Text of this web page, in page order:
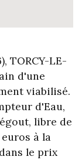
TORCY-LE-
d'une
viabilisé.
d'Eau,
libre de
à la
le prix